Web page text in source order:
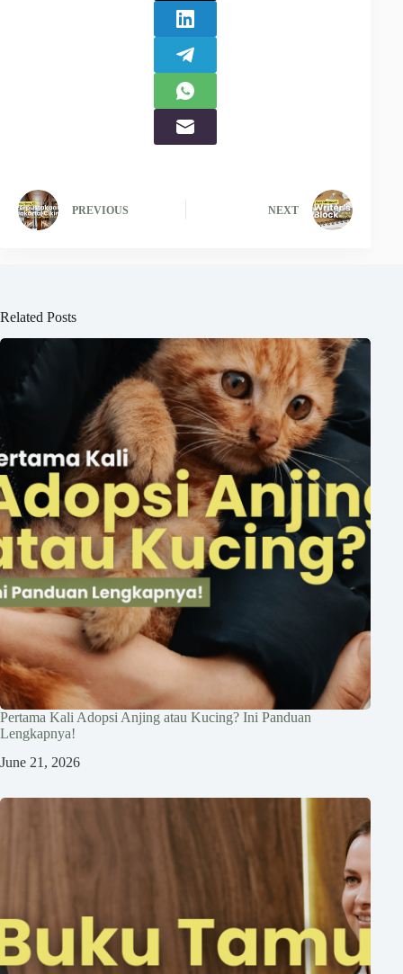
PREVIOUS NEXT
Related Posts
Pertama Kali Adopsi Anjing atau Kucing? Ini Panduan
Lengkapnya!
June 21, 2026